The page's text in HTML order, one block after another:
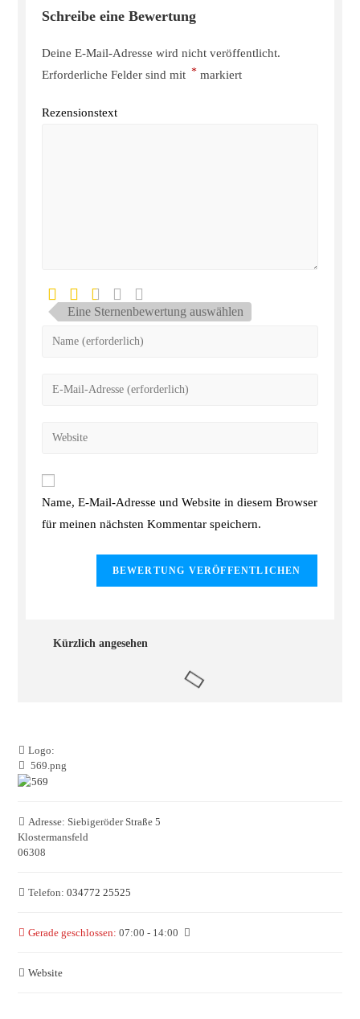
Schreibe eine Bewertung
Deine E-Mail-Adresse wird nicht veröffentlicht.
Erforderliche Felder sind mit * markiert
Rezensionstext
Eine Sternenbewertung auswählen
Name, E-Mail-Adresse und Website in diesem Browser
für meinen nächsten Kommentar speichern.
Kürzlich angesehen
Logo:
569.png
Adresse: Siebigeröder Straße 5
Klostermansfeld
06308
Telefon: 034772 25525
Gerade geschlossen: 07:00 - 14:00
Website